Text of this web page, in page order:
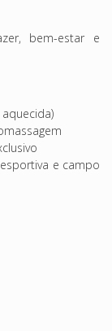
bem-estar e
e campo